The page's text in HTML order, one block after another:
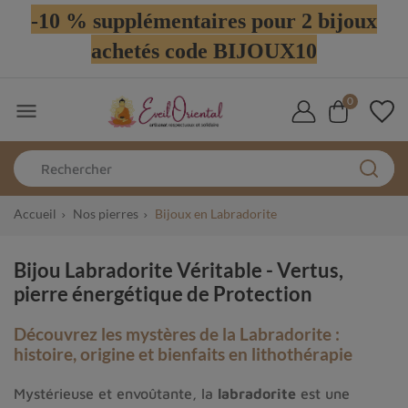
-10 % supplémentaires pour 2 bijoux
achetés code BIJOUX10
 0
Accueil Nos pierres Bijoux en Labradorite
Bijou Labradorite Véritable - Vertus,
pierre énergétique de Protection
Découvrez les mystères de la Labradorite :
histoire, origine et bienfaits en lithothérapie
Mystérieuse et envoûtante, la labradorite est une